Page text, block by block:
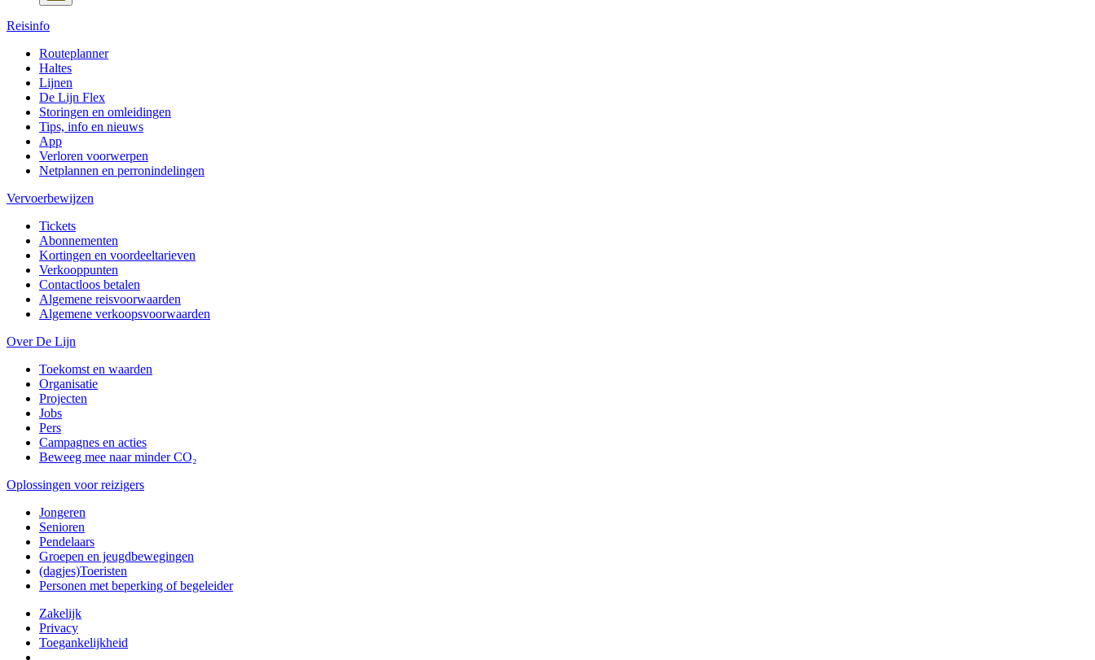
Reisinfo
Routeplanner
Haltes
Lijnen
De Lijn Flex
Storingen en omleidingen
Tips, info en nieuws
App
Verloren voorwerpen
Netplannen en perronindelingen
Vervoerbewijzen
Tickets
Abonnementen
Kortingen en voordeeltarieven
Verkooppunten
Contactloos betalen
Algemene reisvoorwaarden
Algemene verkoopsvoorwaarden
Over De Lijn
Toekomst en waarden
Organisatie
Projecten
Jobs
Pers
Campagnes en acties
Beweeg mee naar minder CO₂
Oplossingen voor reizigers
Jongeren
Senioren
Pendelaars
Groepen en jeugdbewegingen
(dagjes)Toeristen
Personen met beperking of begeleider
Zakelijk
Privacy
Toegankelijkheid